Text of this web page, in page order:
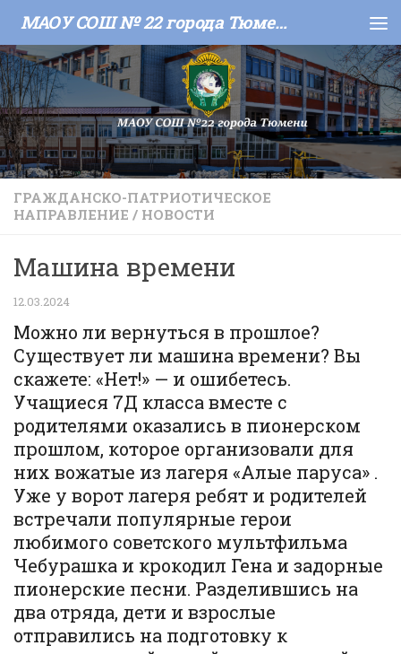
Skip to content МАОУ СОШ № 22 города Тюмени
ГРАЖДАНСКО-ПАТРИОТИЧЕСКОЕ
НАПРАВЛЕНИЕ / НОВОСТИ
Машина времени
12.03.2024
Можно ли вернуться в прошлое?
Существует ли машина времени? Вы
скажете: «Нет!» — и ошибетесь.
Учащиеся 7Д класса вместе с
родителями оказались в пионерском
прошлом, которое организовали для
них вожатые из лагеря «Алые паруса» .
Уже у ворот лагеря ребят и родителей
встречали популярные герои
любимого советского мультфильма
Чебурашка и крокодил Гена и задорные
пионерские песни. Разделившись на
два отряда, дети и взрослые
отправились на подготовку к